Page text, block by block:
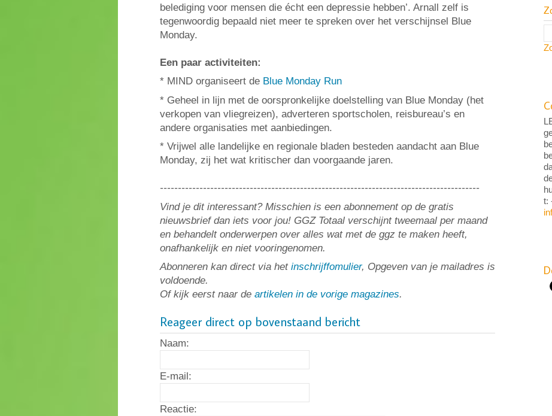
belediging voor mensen die écht een depressie hebben’. Arnall zelf is
tegenwoordig bepaald niet meer te spreken over het verschijnsel Blue
Monday.
Een paar activiteiten:
* MIND organiseert de Blue Monday Run
* Geheel in lijn met de oorspronkelijke doelstelling van Blue Monday (het
verkopen van vliegreizen), adverteren sportscholen, reisbureau’s en
andere organisaties met aanbiedingen.
* Vrijwel alle landelijke en regionale bladen besteden aandacht aan Blue
Monday, zij het wat kritischer dan voorgaande jaren.
-----------------------------------------------------------------------------------------
Vind je dit interessant? Misschien is een abonnement op de gratis
nieuwsbrief dan iets voor jou! GGZ Totaal verschijnt tweemaal per maand
en behandelt onderwerpen over alles wat met de ggz te maken heeft,
onafhankelijk en niet vooringenomen.
Abonneren kan direct via het inschrijffomulier, Opgeven van je mailadres is
voldoende.
Of kijk eerst naar de artikelen in de vorige magazines.
Reageer direct op bovenstaand bericht
Naam:
E-mail:
Reactie:
t: